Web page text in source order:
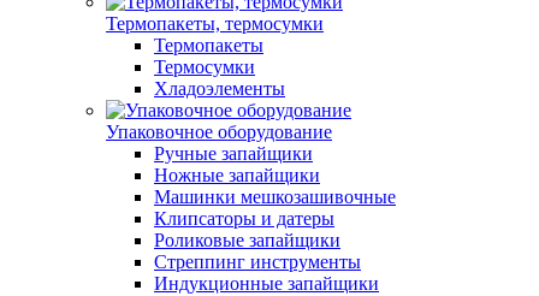
Термопакеты, термосумки
Термопакеты
Термосумки
Хладоэлементы
Упаковочное оборудование
Ручные запайщики
Ножные запайщики
Машинки мешкозашивочные
Клипсаторы и датеры
Роликовые запайщики
Стреппинг инструменты
Индукционные запайщики